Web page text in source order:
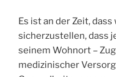
Es ist an der Zeit,
sicherzustellen, dass
seinem Wohnort –
medizinischer